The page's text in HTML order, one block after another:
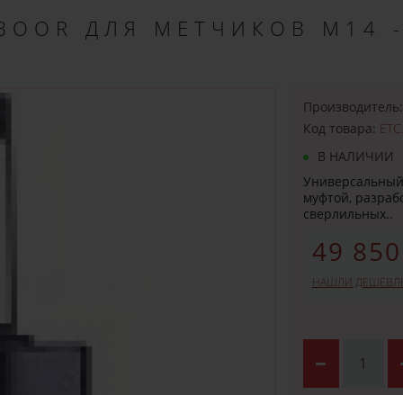
ДЛЯ МЕТЧИКОВ M14 -
Производитель:
Код товара:
В НАЛИЧИИ
муфтой,
сверлильных..
49
НАШЛИ